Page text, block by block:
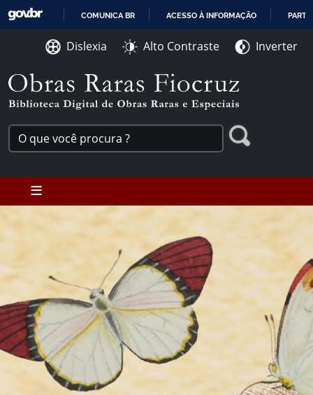
Ir para o conteúdo [1]
Ir para o menu [2]
Ir para a Busca [3]
CONTEÚDO
COMUNICA BR ACESSO À INFORMAÇÃO
Dislexia Alto Contraste Inverter